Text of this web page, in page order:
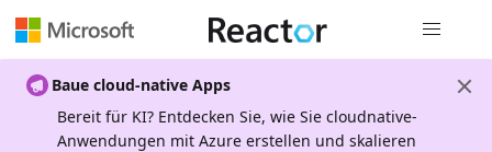
Baue cloud-native Apps
Bereit für KI? Entdecken Sie, wie Sie cloudnative-
Anwendungen mit Azure erstellen und skalieren